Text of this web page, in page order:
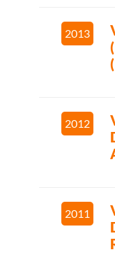
2013
2012
2011